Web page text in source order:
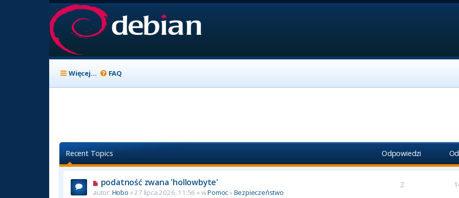
Więcej… FAQ
Recent Topics Odpowiedzi
podatność zwana 'hollowbyte'
autor: Hobo » 27 lipca 2026, 11:56 » wPomoc»Bezpieczeństwo
2